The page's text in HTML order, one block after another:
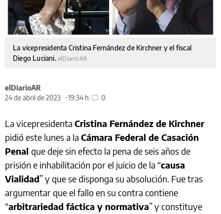
La vicepresidenta Cristina Fernández de Kirchner y el fiscal
Diego Luciani. elDiarioAR
elDiarioAR
24 de abril de 2023
19:34 h 0
La vicepresidenta Cristina Fernández de Kirchner
pidió este lunes a la Cámara Federal de Casación
Penal que deje sin efecto la pena de seis años de
prisión e inhabilitación por el juicio de la “causa
Vialidad” y que se disponga su absolución. Fue tras
argumentar que el fallo en su contra contiene
“arbitrariedad fáctica y normativa” y constituye